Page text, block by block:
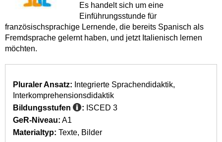
Es handelt sich um eine
Einführungsstunde für
französischsprachige Lernende, die bereits Spanisch als
Fremdsprache gelernt haben, und jetzt Italienisch lernen
möchten.
Pluraler Ansatz: Integrierte Sprachendidaktik
Interkomprehensionsdidaktik
Bildungsstufen
: ISCED 3
GeR-Niveau: A1
Materialtyp: Texte Bilder